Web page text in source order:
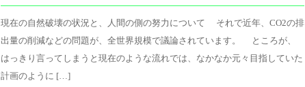
現在の自然破壊の状況と、人間の側の努力について それで近年、CO2の排
出量の削減などの問題が、全世界規模で議論されています。 ところが、
はっきり言ってしまうと現在のような流れでは、なかなか元々目指していた
計画のように […]